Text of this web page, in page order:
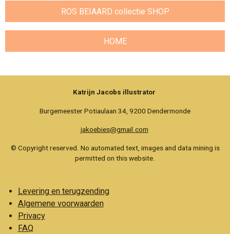
ROS BEIAARD collectie SHOP
HOME
Katrijn Jacobs illustrator
Burgemeester Potiaulaan 34, 9200 Dendermonde
jakoebies@gmail.com
© Copyright reserved. No automated text, images and data mining is
permitted on this website.
Levering en terugzending
Algemene voorwaarden
Privacy
FAQ